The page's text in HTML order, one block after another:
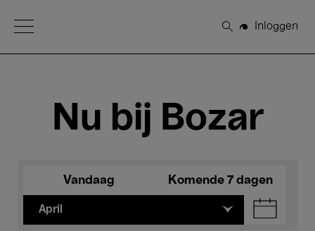
Open Menu
Zoeken
Inloggen
Nu bij Bozar
Vandaag Komende 7 dagen
April